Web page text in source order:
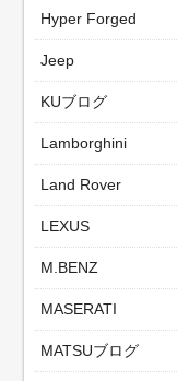
Hyper Forged
Jeep
KUブログ
Lamborghini
Land Rover
LEXUS
M.BENZ
MASERATI
MATSUブログ